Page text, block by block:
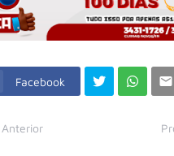
Facebook